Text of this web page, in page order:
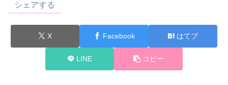
シェアする
X Facebook はてブ
LINE コピー